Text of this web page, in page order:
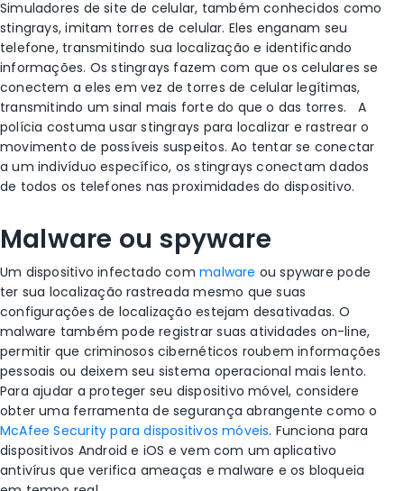
Simuladores de site de celular, também conhecidos como
stingrays, imitam torres de celular. Eles enganam seu
telefone, transmitindo sua localização e identificando
informações. Os stingrays fazem com que oscelulares se
conectem a eles em vez de torres de celularlegítimas,
transmitindo um sinal mais forte do que o das torres.
A
polícia costuma usar stingrays para localizar e rastrear o
movimento de possíveis suspeitos. Ao tentar se conectar
a um indivíduo específico, os stingrays conectam dados
de todos os telefones nas proximidades do dispositivo.
Malware ou spyware
Um dispositivo infectado commalware ouspyware pode
ter sua localização rastreada mesmo que suas
configurações de localização estejam desativadas. O
malware também pode registrar suas atividades on-line,
permitir que criminosos cibernéticos roubem informações
pessoais ou deixem seu sistema operacional mais lento.
Para ajudar a proteger seu dispositivo móvel, considere
obter uma ferramenta de segurança abrangente como o
McAfee Security para dispositivos móveis. Funciona para
dispositivos Android e iOS e vem com um aplicativo
antivírus que verifica ameaças e malware e os bloqueia